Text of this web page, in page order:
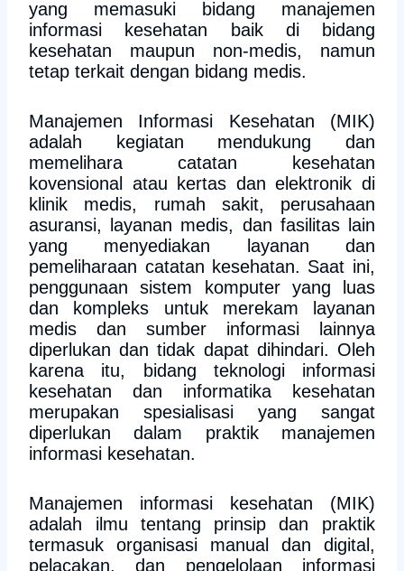
yang memasuki bidang manajemen
informasi kesehatan baik di bidang
kesehatan maupun non-medis, namun
tetap terkait dengan bidang medis.
Manajemen Informasi Kesehatan (MIK)
adalah kegiatan mendukung dan
memelihara catatan kesehatan
kovensional atau kertas dan elektronik di
klinik medis, rumah sakit, perusahaan
asuransi, layanan medis, dan fasilitas lain
yang menyediakan layanan dan
pemeliharaan catatan kesehatan. Saat ini,
penggunaan sistem komputer yang luas
dan kompleks untuk merekam layanan
medis dan sumber informasi lainnya
diperlukan dan tidak dapat dihindari. Oleh
karena itu, bidang teknologi informasi
kesehatan dan informatika kesehatan
merupakan spesialisasi yang sangat
diperlukan dalam praktik manajemen
informasi kesehatan.
Manajemen informasi kesehatan (MIK)
adalah ilmu tentang prinsip dan praktik
termasuk organisasi manual dan digital,
pelacakan, dan pengelolaan informasi